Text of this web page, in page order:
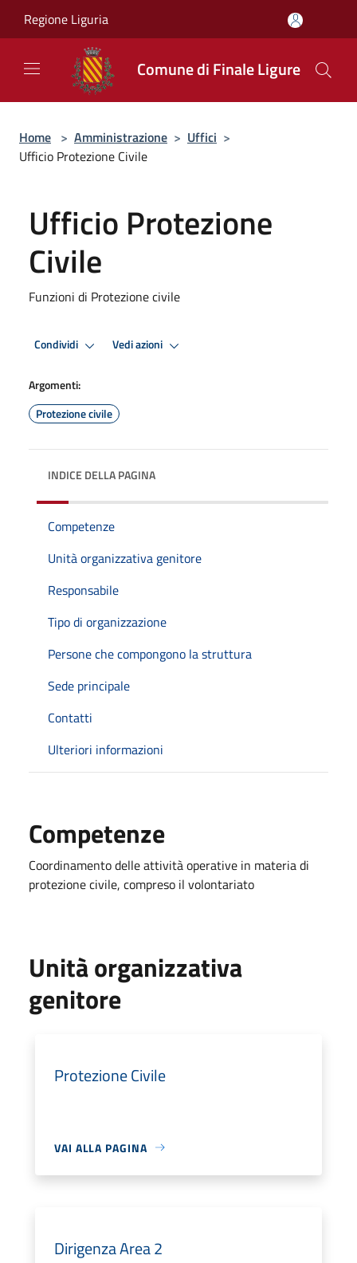
Regione Liguria
Comune di Finale Ligure
Home > Amministrazione > Uffici >
Ufficio Protezione Civile
Ufficio Protezione
Civile
Funzioni di Protezione civile
Condividi Vedi azioni
Argomenti:
Protezione civile
INDICE DELLA PAGINA
Competenze
Unità organizzativa genitore
Responsabile
Tipo di organizzazione
Persone che compongono la struttura
Sede principale
Contatti
Ulteriori informazioni
Competenze
Coordinamento delle attività operative in materia di
protezione civile, compreso il volontariato
Unità organizzativa
genitore
Protezione Civile
VAI ALLA PAGINA
Dirigenza Area 2